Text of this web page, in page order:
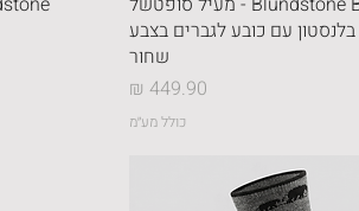
בלנסטון עם כובע לגברים בצבע
שחור
מחיר
כולל מע״מ